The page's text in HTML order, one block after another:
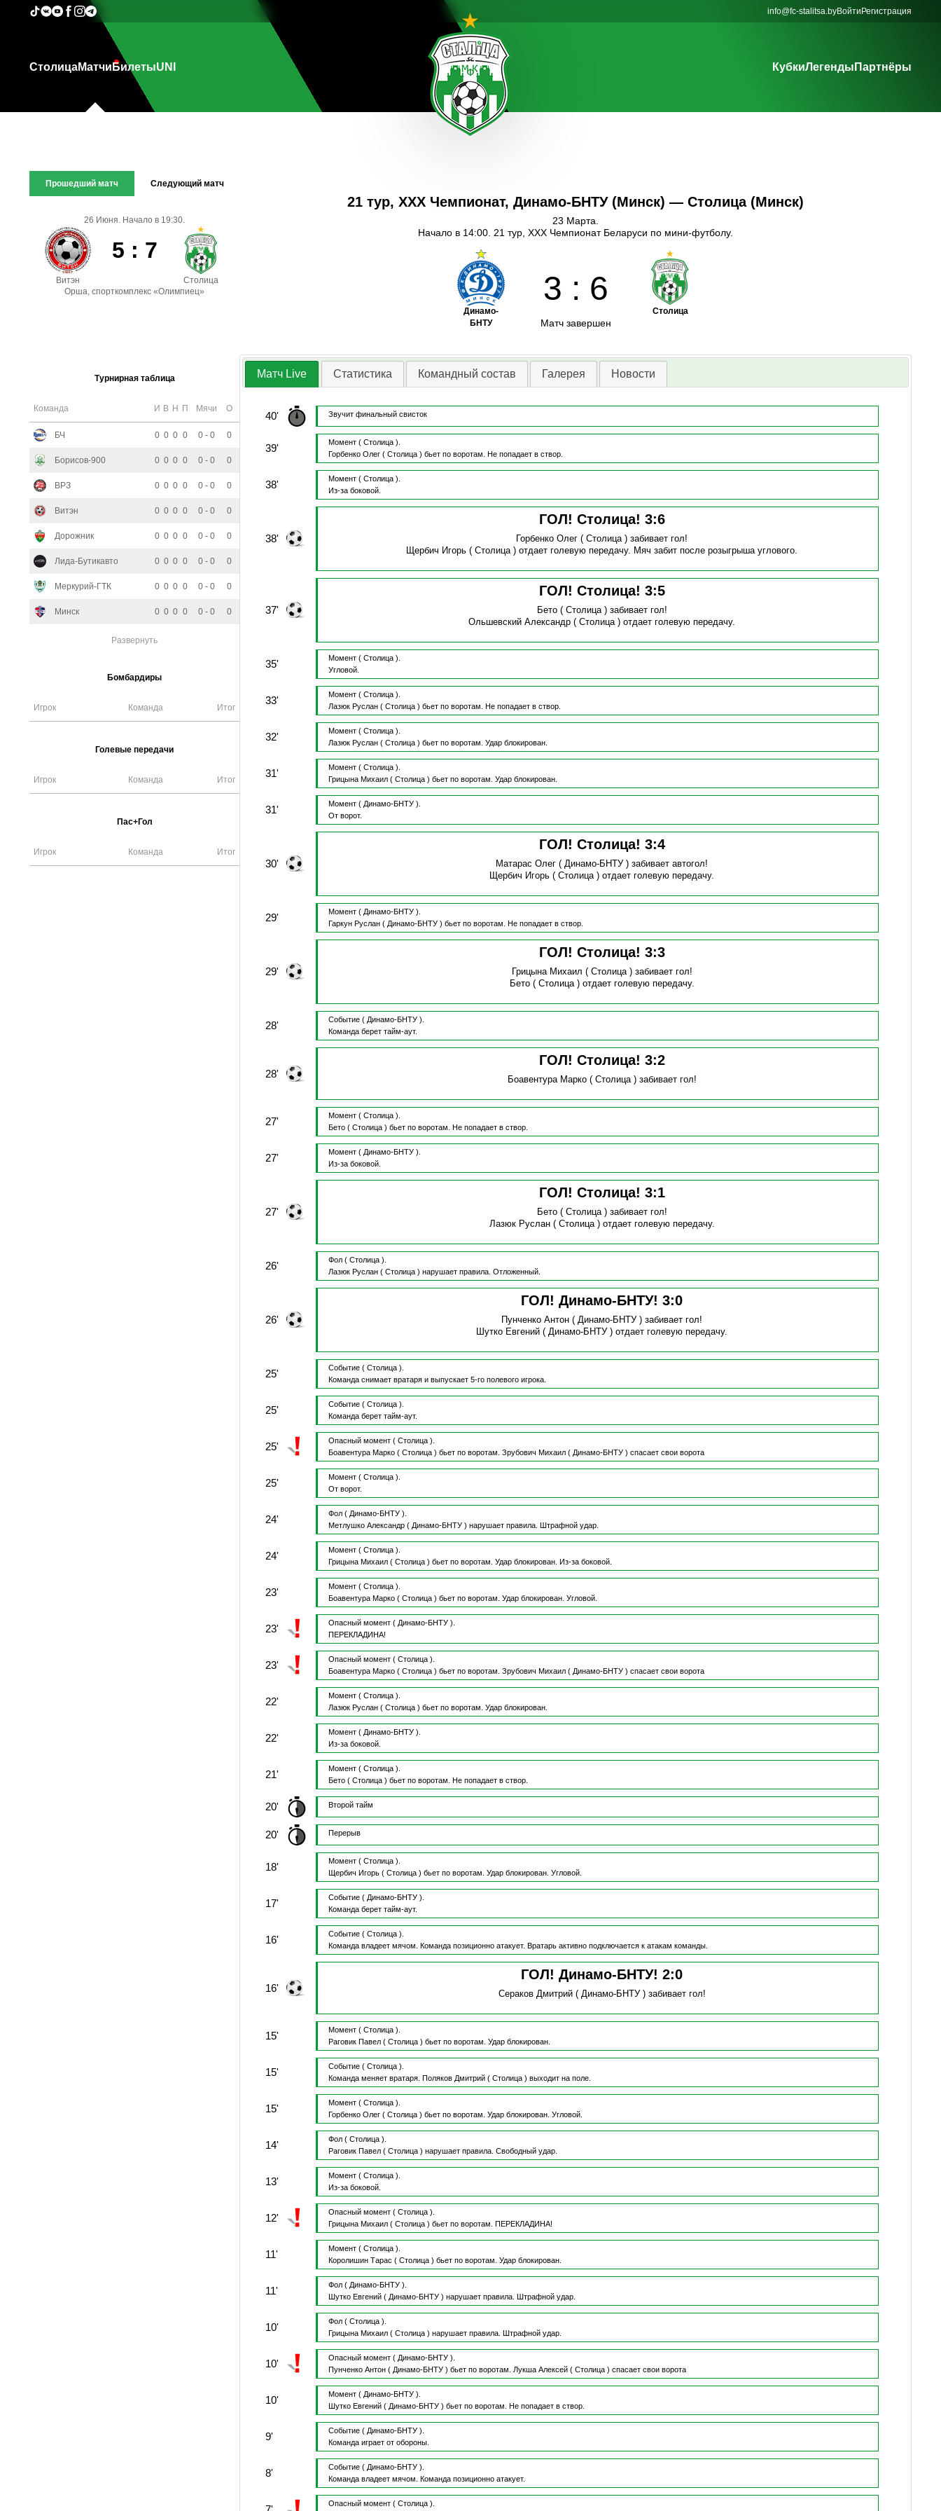
info@fc-stalitsa.byВойти Регистрация
СтолицаМатчи БилетыUNI КубкиЛегенды Партнёры
Прошедший матч Следующий матч
26 Июня. Начало в 19:30.
5 : 7
Витэн
Столица
Орша, спорткомплекс «Олимпиец»
Турнирная таблица
Команда И В Н П Мячи О
БЧ 0 0 0 0 0 - 0 0
Борисов-900 0 0 0 0 0 - 0 0
ВРЗ 0 0 0 0 0 - 0 0
Витэн 0 0 0 0 0 - 0 0
Дорожник 0 0 0 0 0 - 0 0
Лида-Бутикавто 0 0 0 0 0 - 0 0
Меркурий-ГТК 0 0 0 0 0 - 0 0
Минск 0 0 0 0 0 - 0 0
Развернуть
Бомбардиры
Игрок Команда Итог
Голевые передачи
Игрок Команда Итог
Пас+Гол
Игрок Команда Итог
21 тур, XXX Чемпионат, Динамо-БНТУ (Минск) — Столица (Минск)
23 Марта.
Начало в 14:00. 21 тур, XXX Чемпионат Беларуси по мини-футболу.
Динамо-
БНТУ
3 : 6
Матч завершен
Столица
Матч Live Статистика Командный состав Галерея Новости
40' Звучит финальный свисток
39' Момент ( Столица ).
Горбенко Олег( Столица ) бьет по воротам. Не попадает в створ.
38' Момент ( Столица ).
Из-за боковой.
38'
ГОЛ! Столица! 3:6
Горбенко Олег ( Столица )забивает гол!
Щербич Игорь ( Столица )отдает голевую передачу. Мяч забит после розыгрыша углового.
37'
ГОЛ! Столица! 3:5
Бето( Столица ) забивает гол!
Ольшевский Александр ( Столица )отдает голевую передачу.
35' Момент ( Столица ).
Угловой.
33' Момент ( Столица ).
Лазюк Руслан( Столица ) бьет по воротам. Не попадает в створ.
32' Момент ( Столица ).
Лазюк Руслан( Столица ) бьет по воротам. Удар блокирован.
31' Момент ( Столица ).
Грицына Михаил( Столица ) бьет по воротам. Удар блокирован.
31' Момент ( Динамо-БНТУ ).
От ворот.
30'
ГОЛ! Столица! 3:4
Матарас Олег ( Динамо-БНТУ )забивает автогол!
Щербич Игорь ( Столица )отдает голевую передачу.
29' Момент ( Динамо-БНТУ ).
Гаркун Руслан( Динамо-БНТУ ) бьет по воротам. Не попадает в створ.
29'
ГОЛ! Столица! 3:3
Грицына Михаил ( Столица ) забивает гол!
Бето( Столица ) отдает голевую передачу.
28' Событие ( Динамо-БНТУ ).
Команда берет тайм-аут.
28'
ГОЛ! Столица! 3:2
Боавентура Марко( Столица ) забивает гол!
27' Момент ( Столица ).
Бето( Столица ) бьет по воротам. Не попадает в створ.
27' Момент ( Динамо-БНТУ ).
Из-за боковой.
27'
ГОЛ! Столица! 3:1
Бето( Столица ) забивает гол!
Лазюк Руслан( Столица ) отдает голевую передачу.
26' Фол ( Столица ).
Лазюк Руслан( Столица ) нарушает правила. Отложенный.
26'
ГОЛ! Динамо-БНТУ!3:0
Пунченко Антон ( Динамо-БНТУ )забивает гол!
Шутко Евгений ( Динамо-БНТУ )отдает голевую передачу.
25' Событие ( Столица ).
Команда снимает вратаря и выпускает 5-го полевого игрока.
25' Событие ( Столица ).
Команда берет тайм-аут.
25' Опасный момент ( Столица ).
Боавентура Марко( Столица ) бьет по воротам. Зрубович Михаил( Динамо-БНТУ ) спасает свои ворота
25' Момент ( Столица ).
От ворот.
24' Фол ( Динамо-БНТУ ).
Метлушко Александр( Динамо-БНТУ ) нарушает правила. Штрафной удар.
24' Момент ( Столица ).
Грицына Михаил( Столица ) бьет по воротам. Удар блокирован. Из-за боковой.
23' Момент ( Столица ).
Боавентура Марко( Столица ) бьет по воротам. Удар блокирован. Угловой.
23' Опасный момент ( Динамо-БНТУ ).
ПЕРЕКЛАДИНА!
23' Опасный момент ( Столица ).
Боавентура Марко( Столица ) бьет по воротам. Зрубович Михаил( Динамо-БНТУ ) спасает свои ворота
22' Момент ( Столица ).
Лазюк Руслан( Столица ) бьет по воротам. Удар блокирован.
22' Момент ( Динамо-БНТУ ).
Из-за боковой.
21' Момент ( Столица ).
Бето( Столица ) бьет по воротам. Не попадает в створ.
20' Второй тайм
20' Перерыв
18' Момент ( Столица ).
Щербич Игорь( Столица ) бьет по воротам. Удар блокирован. Угловой.
17' Событие ( Динамо-БНТУ ).
Команда берет тайм-аут.
16' Событие ( Столица ).
Команда владеет мячом.
Команда позиционно атакует. Вратарь активно подключается к атакам команды.
16'
ГОЛ! Динамо-БНТУ!2:0
Сераков Дмитрий( Динамо-БНТУ ) забивает гол!
15' Момент ( Столица ).
Раговик Павел( Столица ) бьет по воротам. Удар блокирован.
15' Событие ( Столица ).
Команда меняет вратаря.
Поляков Дмитрий( Столица ) выходит на поле.
15' Момент ( Столица ).
Горбенко Олег( Столица ) бьет по воротам. Удар блокирован. Угловой.
14' Фол ( Столица ).
Раговик Павел( Столица ) нарушает правила. Свободный удар.
13' Момент ( Столица ).
Из-за боковой.
12' Опасный момент ( Столица ).
Грицына Михаил( Столица ) бьет по воротам. ПЕРЕКЛАДИНА!
11' Момент ( Столица ).
Королишин Тарас ( Столица ) бьет по воротам. Удар блокирован.
11' Фол ( Динамо-БНТУ ).
Шутко Евгений( Динамо-БНТУ ) нарушает правила. Штрафной удар.
10' Фол ( Столица ).
Грицына Михаил( Столица ) нарушает правила. Штрафной удар.
10' Опасный момент ( Динамо-БНТУ ).
Пунченко Антон( Динамо-БНТУ ) бьет по воротам. Лукша Алексей( Столица ) спасает свои ворота
10' Момент ( Динамо-БНТУ ).
Шутко Евгений( Динамо-БНТУ ) бьет по воротам. Не попадает в створ.
9' Событие ( Динамо-БНТУ ).
Команда играет от обороны.
8' Событие ( Динамо-БНТУ ).
Команда владеет мячом.
Команда позиционно атакует.
Опасный момент ( Столица ).